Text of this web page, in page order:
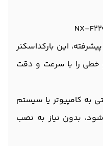
این بارکداسکنر
خطی را با سرعت و دقت
به کامپیوتر یا سیستم
بدون نیاز به نصب